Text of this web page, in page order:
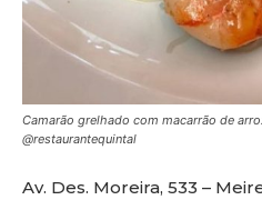
Camarão grelhado com macarrão de
@restaurantequintal
Av. Des. Moreira, 533 –